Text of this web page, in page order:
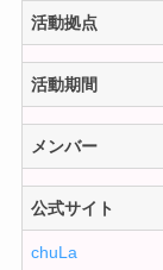
活動拠点
活動期間
メンバー
公式サイト
chuLa